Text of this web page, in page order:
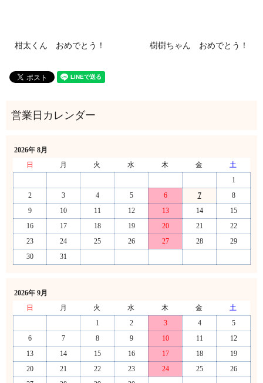
柑太くん おめでとう！ 樹樹ちゃん おめでとう！
2026年 8月
日
月 火 水 木 金
土
1
2
3 4 5 6 7
8
9
10 11 12 13 14
15
16
17 18 19 20 21
22
23
24 25 26 27 28
29
30
31
2026年 9月
日
月 火 水 木 金
土
1
2 3 4
5
6
7 8 9 10 11
12
13
14 15 16 17 18
19
20
21 22 23 24 25
26